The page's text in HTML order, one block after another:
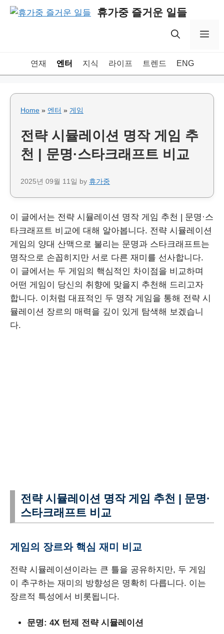
Skip
휴가중 즐거운 일들
연재 엔터 지식 라이프 트렌드 ENG
Home » 엔터 » 게임
전략 시뮬레이션 명작 게임 추
천 | 문명·스타크래프트 비교
2025년 09월 11일 by 휴가중
이 글에서는 전략 시뮬레이션 명작 게임 추천 | 문명·스
타크래프트 비교에 대해 알아봅니다. 전략 시뮬레이션
게임의 양대 산맥으로 불리는 문명과 스타크래프트는
명작으로 손꼽히지만 서로 다른 재미를 선사합니다.
이 글에서는 두 게임의 핵심적인 차이점을 비교하며
어떤 게임이 당신의 취향에 맞을지 추천해 드리고자
합니다. 이처럼 대표적인 두 명작 게임을 통해 전략 시
뮬레이션 장르의 매력을 깊이 있게 탐색해 보겠습니
다.
전략 시뮬레이션 명작 게임 추천 | 문명·
스타크래프트 비교
게임의 장르와 핵심 재미 비교
전략 시뮬레이션이라는 큰 틀을 공유하지만, 두 게임
이 추구하는 재미의 방향성은 명확히 다릅니다. 이는
장르적 특성에서 비롯됩니다.
문명: 4X 턴제 전략 시뮬레이션